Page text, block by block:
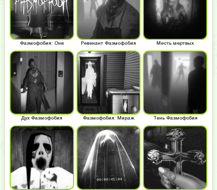
Фазмофобия: Они Ревенант Фазмофобия Месть мертвых
Дух Фазмофобия Фазмофобия: Мираж Тень Фазмофобия